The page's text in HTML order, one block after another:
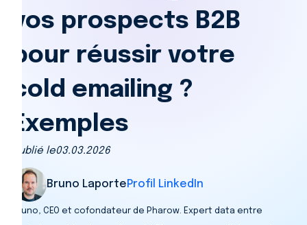
vos prospects B2B
pour réussir votre
cold emailing ?
Exemples
Publié le03.03.2026
Bruno LaporteProfil LinkedIn
Bruno, CEO et cofondateur de Pharow. Expert data entre